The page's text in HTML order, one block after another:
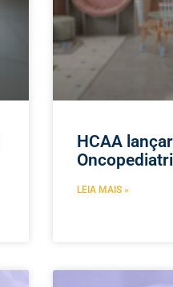
HCAA
LEIA MAIS »